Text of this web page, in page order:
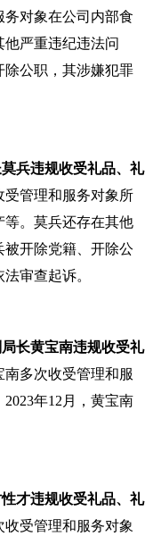
对象在公司内部食
严重违纪违法问
除公职，其涉嫌犯罪
兵违规收受礼品、礼
受管理和服务对象所
等。莫兵还存在其他
被开除党籍、开除公
审查起诉。
长黄宝南违规收受礼
南多次收受管理和服
年12月，黄宝南
才违规收受礼品、礼
收受管理和服务对象